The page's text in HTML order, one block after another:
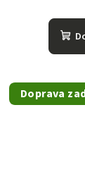
Doprava